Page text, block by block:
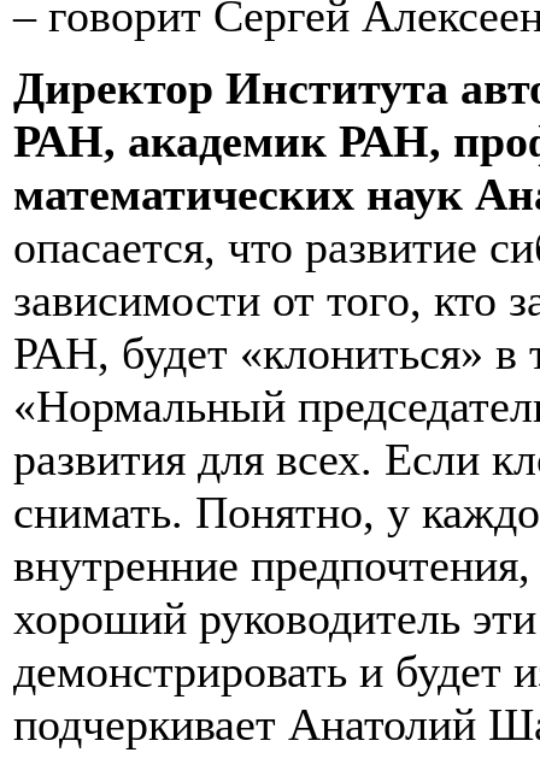
– говорит Сергей
Директор Института
РАН, академик РАН,
математических наук
опасается, что развитие
зависимости от того, кто
РАН, будет «клониться»
«Нормальный
развития для всех. Если
снимать. Понятно, у
внутренние
хороший руководитель
демонстрировать и будет
подчеркивает Анатолий